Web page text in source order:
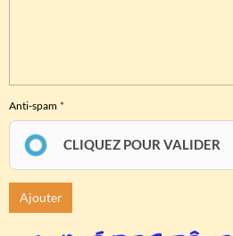
Anti-spam
CLIQUEZ POUR VALIDER
Ajouter